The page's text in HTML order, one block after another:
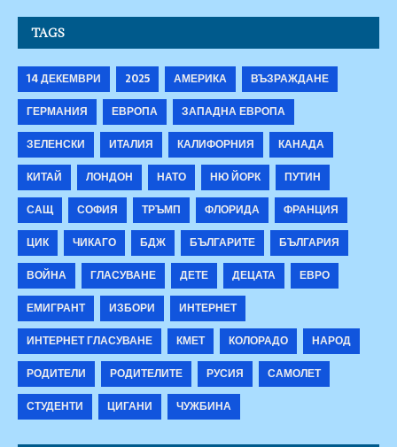
TAGS
14 ДЕКЕМВРИ 2025 АМЕРИКА
ВЪЗРАЖДАНЕ
ГЕРМАНИЯ
ЕВРОПА
ЗАПАДНА ЕВРОПА
ЗЕЛЕНСКИ
ИТАЛИЯ КАЛИФОРНИЯ
КАНАДА
КИТАЙ
ЛОНДОН НАТО НЮ ЙОРК
ПУТИН
САЩ
СОФИЯ ТРЪМП ФЛОРИДА
ФРАНЦИЯ
ЦИК
ЧИКАГО БДЖ БЪЛГАРИТЕ
БЪЛГАРИЯ
ВОЙНА
ГЛАСУВАНЕ ДЕТЕ ДЕЦАТА
ЕВРО
ЕМИГРАНТ
ИЗБОРИ
ИНТЕРНЕТ
ИНТЕРНЕТ ГЛАСУВАНЕ
КМЕТ КОЛОРАДО
НАРОД
РОДИТЕЛИ
РОДИТЕЛИТЕ РУСИЯ
САМОЛЕТ
СТУДЕНТИ
ЦИГАНИ ЧУЖБИНА